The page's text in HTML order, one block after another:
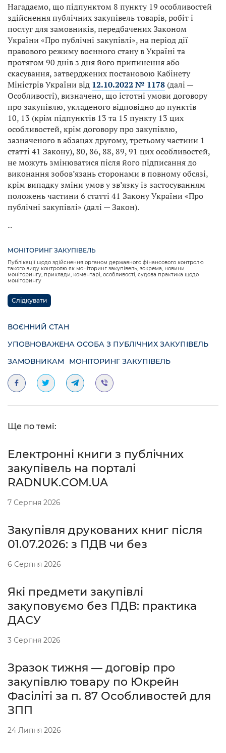
Нагадаємо, що підпунктом 8 пункту 19 особливостей
здійснення публічних закупівель товарів, робіт і
послуг для замовників, передбачених Законом
України «Про публічні закупівлі», на період дії
правового режиму воєнного стану в Україні та
протягом 90 днів з дня його припинення або
скасування, затверджених постановою Кабінету
Міністрів України від 12.10.2022 № 1178 (далі —
Особливості), визначено, що істотні умови договору
про закупівлю, укладеного відповідно до пунктів
10, 13 (крім підпунктів 13 та 15 пункту 13 цих
особливостей, крім договору про закупівлю,
зазначеного в абзацах другому, третьому частини 1
статті 41 Закону), 80, 86, 88, 89, 91 цих особливостей,
не можуть змінюватися після його підписання до
виконання зобов’язань сторонами в повному обсязі,
крім випадку зміни умов у зв’язку із застосуванням
положень частини 6 статті 41 Закону України «Про
публічні закупівлі» (далі — Закон).
...
МОНІТОРИНГ ЗАКУПІВЕЛЬ
Публікації щодо здійснення органом державного фінансового контролю
такого виду контролю як моніторинг закупівель, зокрема, новини
моніторингу, приклади, коментарі, особливості, судова практика щодо
моніторингу
Слідкувати
ВОЄННИЙ СТАН
УПОВНОВАЖЕНА ОСОБА З ПУБЛІЧНИХ ЗАКУПІВЕЛЬ
ЗАМОВНИКАМ
МОНІТОРИНГ ЗАКУПІВЕЛЬ
Ще по темі:
Електронні книги з публічних
закупівель на порталі
RADNUK.COM.UA
7 Серпня 2026
Закупівля друкованих книг після
01.07.2026: з ПДВ чи без
6 Серпня 2026
Які предмети закупівлі
закуповуємо без ПДВ: практика
ДАСУ
3 Серпня 2026
Зразок тижня — договір про
закупівлю товару по Юкрейн
Фасіліті за п. 87 Особливостей для
ЗПП
24 Липня 2026